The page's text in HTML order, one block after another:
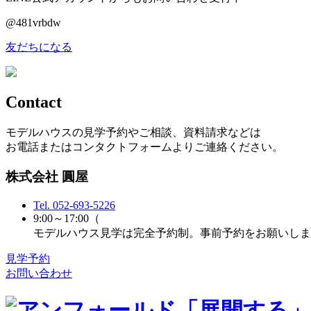
@481vrbdw
友だちになる
Contact
モデルハウスの見学予約やご相談、資料請求などは
お電話またはコンタクトフォームよりご連絡ください。
株式会社 圓屋
Tel. 052-693-5226
9:00～17:00（
モデルハウス見学は完全予約制。事前予約をお願いし
見学予約
お問い合わせ